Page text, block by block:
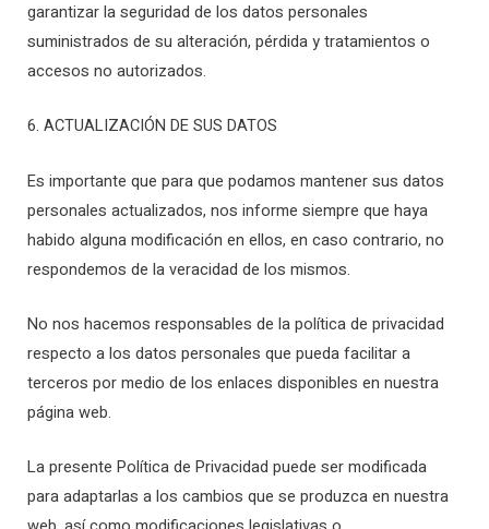
garantizar la seguridad de los datos personales
suministrados de su alteración, pérdida y tratamientos o
accesos no autorizados.
6. ACTUALIZACIÓN DE SUS DATOS
Es importante que para que podamos mantener sus datos
personales actualizados, nos informe siempre que haya
habido alguna modificación en ellos, en caso contrario, no
respondemos de la veracidad de los mismos.
No nos hacemos responsables de la política de privacidad
respecto a los datos personales que pueda facilitar a
terceros por medio de los enlaces disponibles en nuestra
página web.
La presente Política de Privacidad puede ser modificada
para adaptarlas a los cambios que se produzca en nuestra